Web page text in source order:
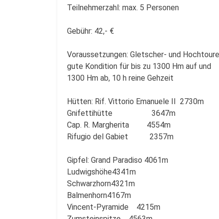
Teilnehmerzahl: max. 5 Personen
Gebühr: 42,- €
Voraussetzungen: Gletscher- und
gute Kondition für bis zu 1300 Hm auf und
1300 Hm ab, 10 h reine Gehzeit
Hütten: Rif. Vittorio Emanuele II 2730m
Gnifettihütte 3647m
Cap. R. Margherita 4554m
Rifugio del Gabiet 2357m
Gipfel: Grand Paradiso 4061m
Ludwigshöhe4341m
Schwarzhorn4321m
Balmenhorn4167m
Vincent-Pyramide 4215m